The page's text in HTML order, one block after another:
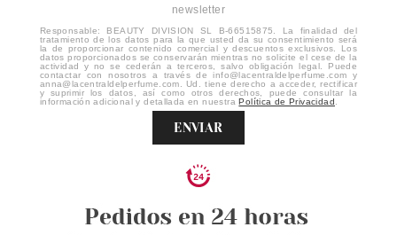
newsletter
Responsable: BEAUTY DIVISION SL B-66515875. La finalidad del
tratamiento de los datos para la que usted da su consentimiento será
la de proporcionar contenido comercial y descuentos exclusivos. Los
datos proporcionados se conservarán mientras no solicite el cese de la
actividad y no se cederán a terceros, salvo obligación legal. Puede
contactar con nosotros a través de info@lacentraldelperfume.com y
anna@lacentraldelperfume.com. Ud. tiene derecho a acceder, rectificar
y suprimir los datos, así como otros derechos, puede consultar la
información adicional y detallada en nuestraPolítica de Privacidad
ENVIAR